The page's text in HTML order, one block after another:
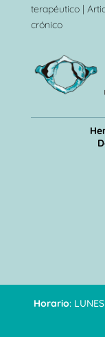
terapéutico |
crónico
Horario: